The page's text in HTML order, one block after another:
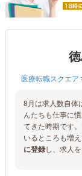
医療転職スクエア
8月は求人数自体
んたちも仕事に
てきた時期です
いるところも増
に登録し、求人